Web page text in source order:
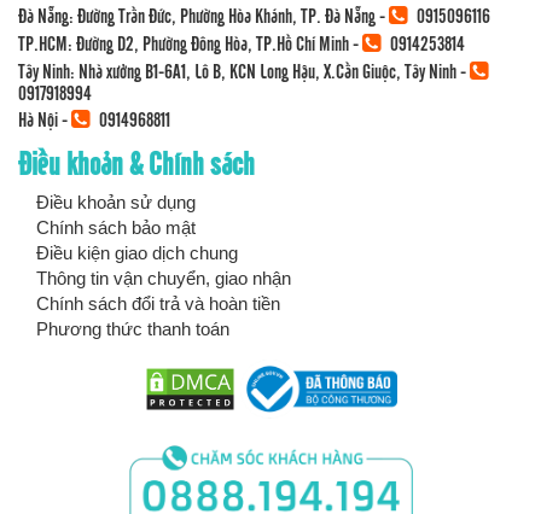
Đà Nẵng: Đường Trần Đức, Phường Hòa Khánh, TP. Đà Nẵng -
0915096116
TP.HCM: Đường D2, Phường Đông Hòa, TP.Hồ Chí Minh -
0914253814
Tây Ninh: Nhà xưởng B1-6A1, Lô B, KCN Long Hậu, X.Cần Giuộc, Tây Ninh -
0917918994
Hà Nội -
0914968811
Điều khoản & Chính sách
Điều khoản sử dụng
Chính sách bảo mật
Điều kiện giao dịch chung
Thông tin vận chuyển, giao nhận
Chính sách đổi trả và hoàn tiền
Phương thức thanh toán